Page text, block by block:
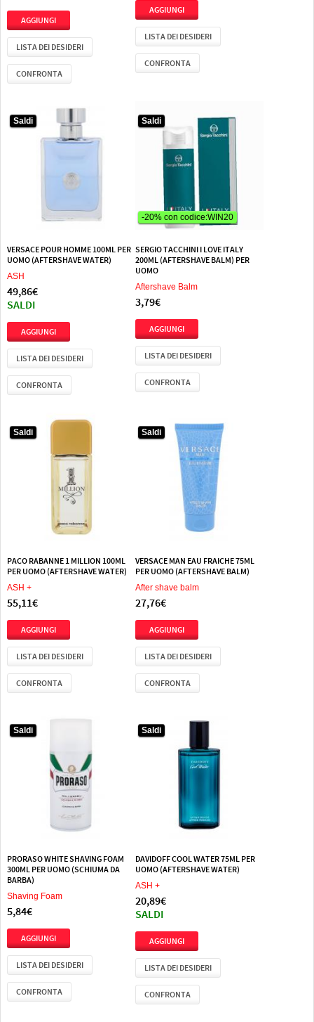
LISTA DEI DESIDERI
CONFRONTA
LISTA DEI DESIDERI
CONFRONTA
Saldi
VERSACE POUR HOMME 100ML PER
UOMO (AFTERSHAVE WATER)
ASH
49,86€
SALDI
LISTA DEI DESIDERI
CONFRONTA
-20% con codice:WIN20
Saldi
SERGIO TACCHINI I LOVE ITALY
200ML (AFTERSHAVE BALM) PER
UOMO
Aftershave Balm
3,79€
LISTA DEI DESIDERI
CONFRONTA
Saldi
PACO RABANNE 1 MILLION 100ML
PER UOMO (AFTERSHAVE WATER)
ASH +
55,11€
LISTA DEI DESIDERI
CONFRONTA
Saldi
VERSACE MAN EAU FRAICHE 75ML
PER UOMO (AFTERSHAVE BALM)
After shave balm
27,76€
LISTA DEI DESIDERI
CONFRONTA
Saldi
PRORASO WHITE SHAVING FOAM
300ML PER UOMO (SCHIUMA DA
BARBA)
Shaving Foam
5,84€
LISTA DEI DESIDERI
CONFRONTA
Saldi
DAVIDOFF COOL WATER 75ML PER
UOMO (AFTERSHAVE WATER)
ASH +
20,89€
SALDI
LISTA DEI DESIDERI
CONFRONTA